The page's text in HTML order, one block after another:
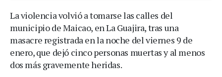
La violencia volvió a tomarse las calles del
municipio de Maicao, en La Guajira, tras una
masacre registrada en la noche del viernes 9 de
enero, que dejó cinco personas muertas y al menos
dos más gravemente heridas.